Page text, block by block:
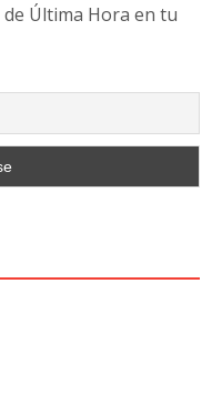
Última Hora en tu